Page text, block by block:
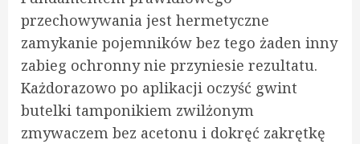
przechowywania jest hermetyczne
zamykanie pojemników bez tego żaden inny
zabieg ochronny nie przyniesie rezultatu.
Każdorazowo po aplikacji oczyść gwint
butelki tamponikiem zwilżonym
zmywaczem bez acetonu i dokręć zakrętkę